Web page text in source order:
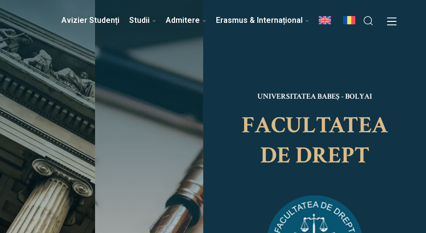
Erasmus & Internațional Despre Facultate Știri Echipa Facultății
Avizier Studenți Studii Admitere Erasmus & Internațional
UNIVERSITATEA BABEȘ - BOLYAI
FACULTATEA
DE DREPT